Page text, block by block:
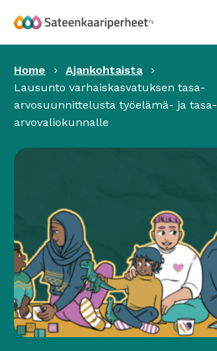
sisältöön
Home
Ajankohtaista
Lausunto varhaiskasvatuksen tasa-
arvosuunnittelusta työelämä- ja tasa-
arvovaliokunnalle